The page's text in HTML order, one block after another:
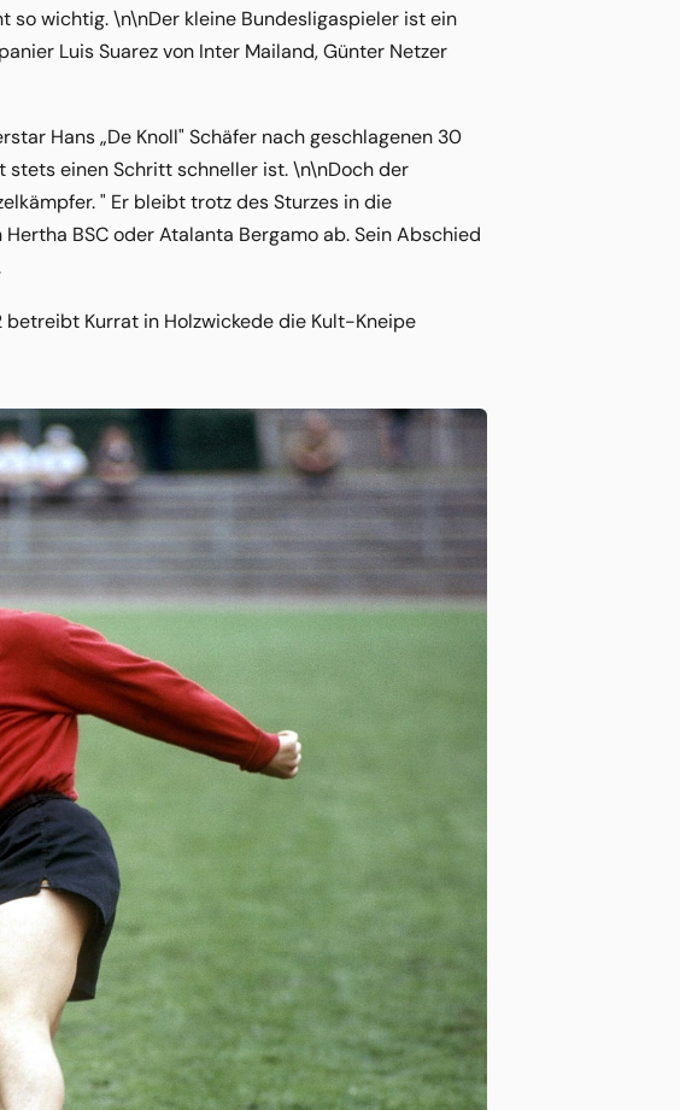
wichtig. \n\nDer kleine Bundesligaspieler ist ein
Luis Suarez von Inter Mailand, Günter Netzer
Hans „De Knoll" Schäfer nach geschlagenen 30
stets einen Schritt schneller ist. \n\nDoch der
" Er bleibt trotz des Sturzes in die
BSC oder Atalanta Bergamo ab. Sein Abschied
Kurrat in Holzwickede die Kult-Kneipe